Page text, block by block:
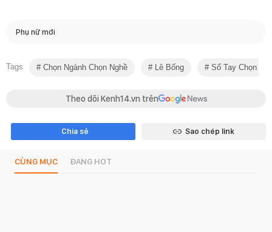
Phụ nữ mới
Tags Chọn Ngành Chọn Nghề Lê Bống Sổ Tay Chọn
Theo dõi Kenh14.vn trên
Chia sẻ Sao chép link
CÙNG MỤC ĐANG HOT